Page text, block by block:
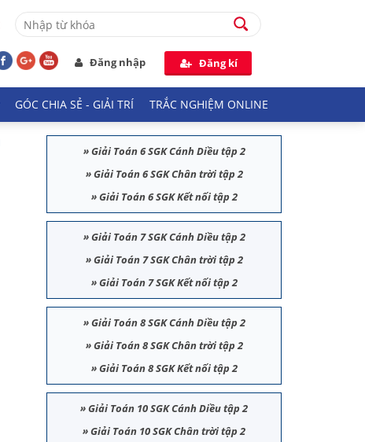
Đăng nhập Đăng kí
GÓC CHIA SẺ - GIẢI TRÍ TRẮC NGHIỆM ONLINE
»Giải Toán 6 SGK Cánh Diều tập 2
»Giải Toán 6 SGK Chân trời tập 2
»Giải Toán 6 SGK Kết nối tập 2
»Giải Toán 7 SGK Cánh Diều tập 2
»Giải Toán 7 SGK Chân trời tập 2
»Giải Toán 7 SGK Kết nối tập 2
»Giải Toán 8 SGK Cánh Diều tập 2
»Giải Toán 8 SGK Chân trời tập 2
»Giải Toán 8 SGK Kết nối tập 2
»Giải Toán 10 SGK Cánh Diều tập 2
»Giải Toán 10 SGK Chân trời tập 2